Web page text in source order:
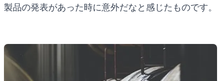
製品の発表があった時に意外だなと感じたものです。